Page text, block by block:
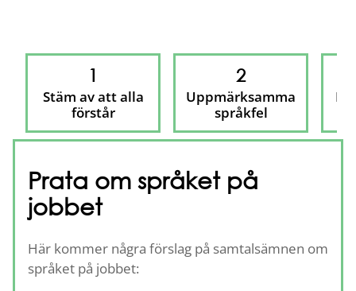
1
Stäm av att alla
förstår
2
Uppmärksamma
språkfel
Prata om språket på
jobbet
Här kommer några förslag på samtalsämnen om
språket på jobbet: